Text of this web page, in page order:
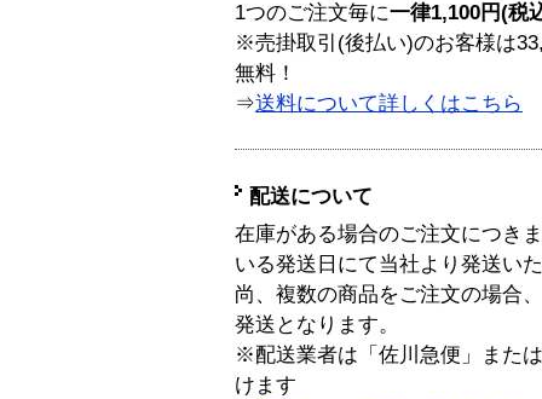
1つのご注文毎に一律1,100円(税
※売掛取引(後払い)のお客様は
無料！
⇒送料について詳しくはこちら
配送について
在庫がある場合のご注文につき
いる発送日にて当社より発送い
尚、複数の商品をご注文の場合
発送となります。
※配送業者は「佐川急便」また
けます